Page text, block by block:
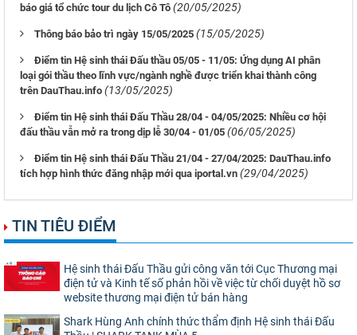
báo giá tổ chức tour du lịch Cô Tô (20/05/2025)
Thông báo bảo trì ngày 15/05/2025 (15/05/2025)
Điểm tin Hệ sinh thái Đấu thầu 05/05 - 11/05: Ứng dụng AI phân
loại gói thầu theo lĩnh vực/ngành nghề được triển khai thành công
trên DauThau.info (13/05/2025)
Điểm tin Hệ sinh thái Đấu Thầu 28/04 - 04/05/2025: Nhiều cơ hội
đấu thầu vẫn mở ra trong dịp lễ 30/04 - 01/05 (06/05/2025)
Điểm tin Hệ sinh thái Đấu Thầu 21/04 - 27/04/2025: DauThau.info
tích hợp hình thức đăng nhập mới qua iportal.vn (29/04/2025)
TIN TIÊU ĐIỂM
Hệ sinh thái Đấu Thầu gửi công văn tới Cục Thương mại
điện tử và Kinh tế số phản hồi về việc từ chối duyệt hồ sơ
website thương mại điện tử bán hàng
Shark Hùng Anh chính thức thẩm định Hệ sinh thái Đấu